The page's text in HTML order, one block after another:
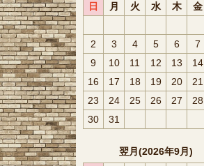
日
月 火 水 木 金
2
3 4 5 6 7
9
10 11 12 13 14
16
17 18 19 20 21
23
24 25 26 27 28
30
31
翌月(2026年9月)